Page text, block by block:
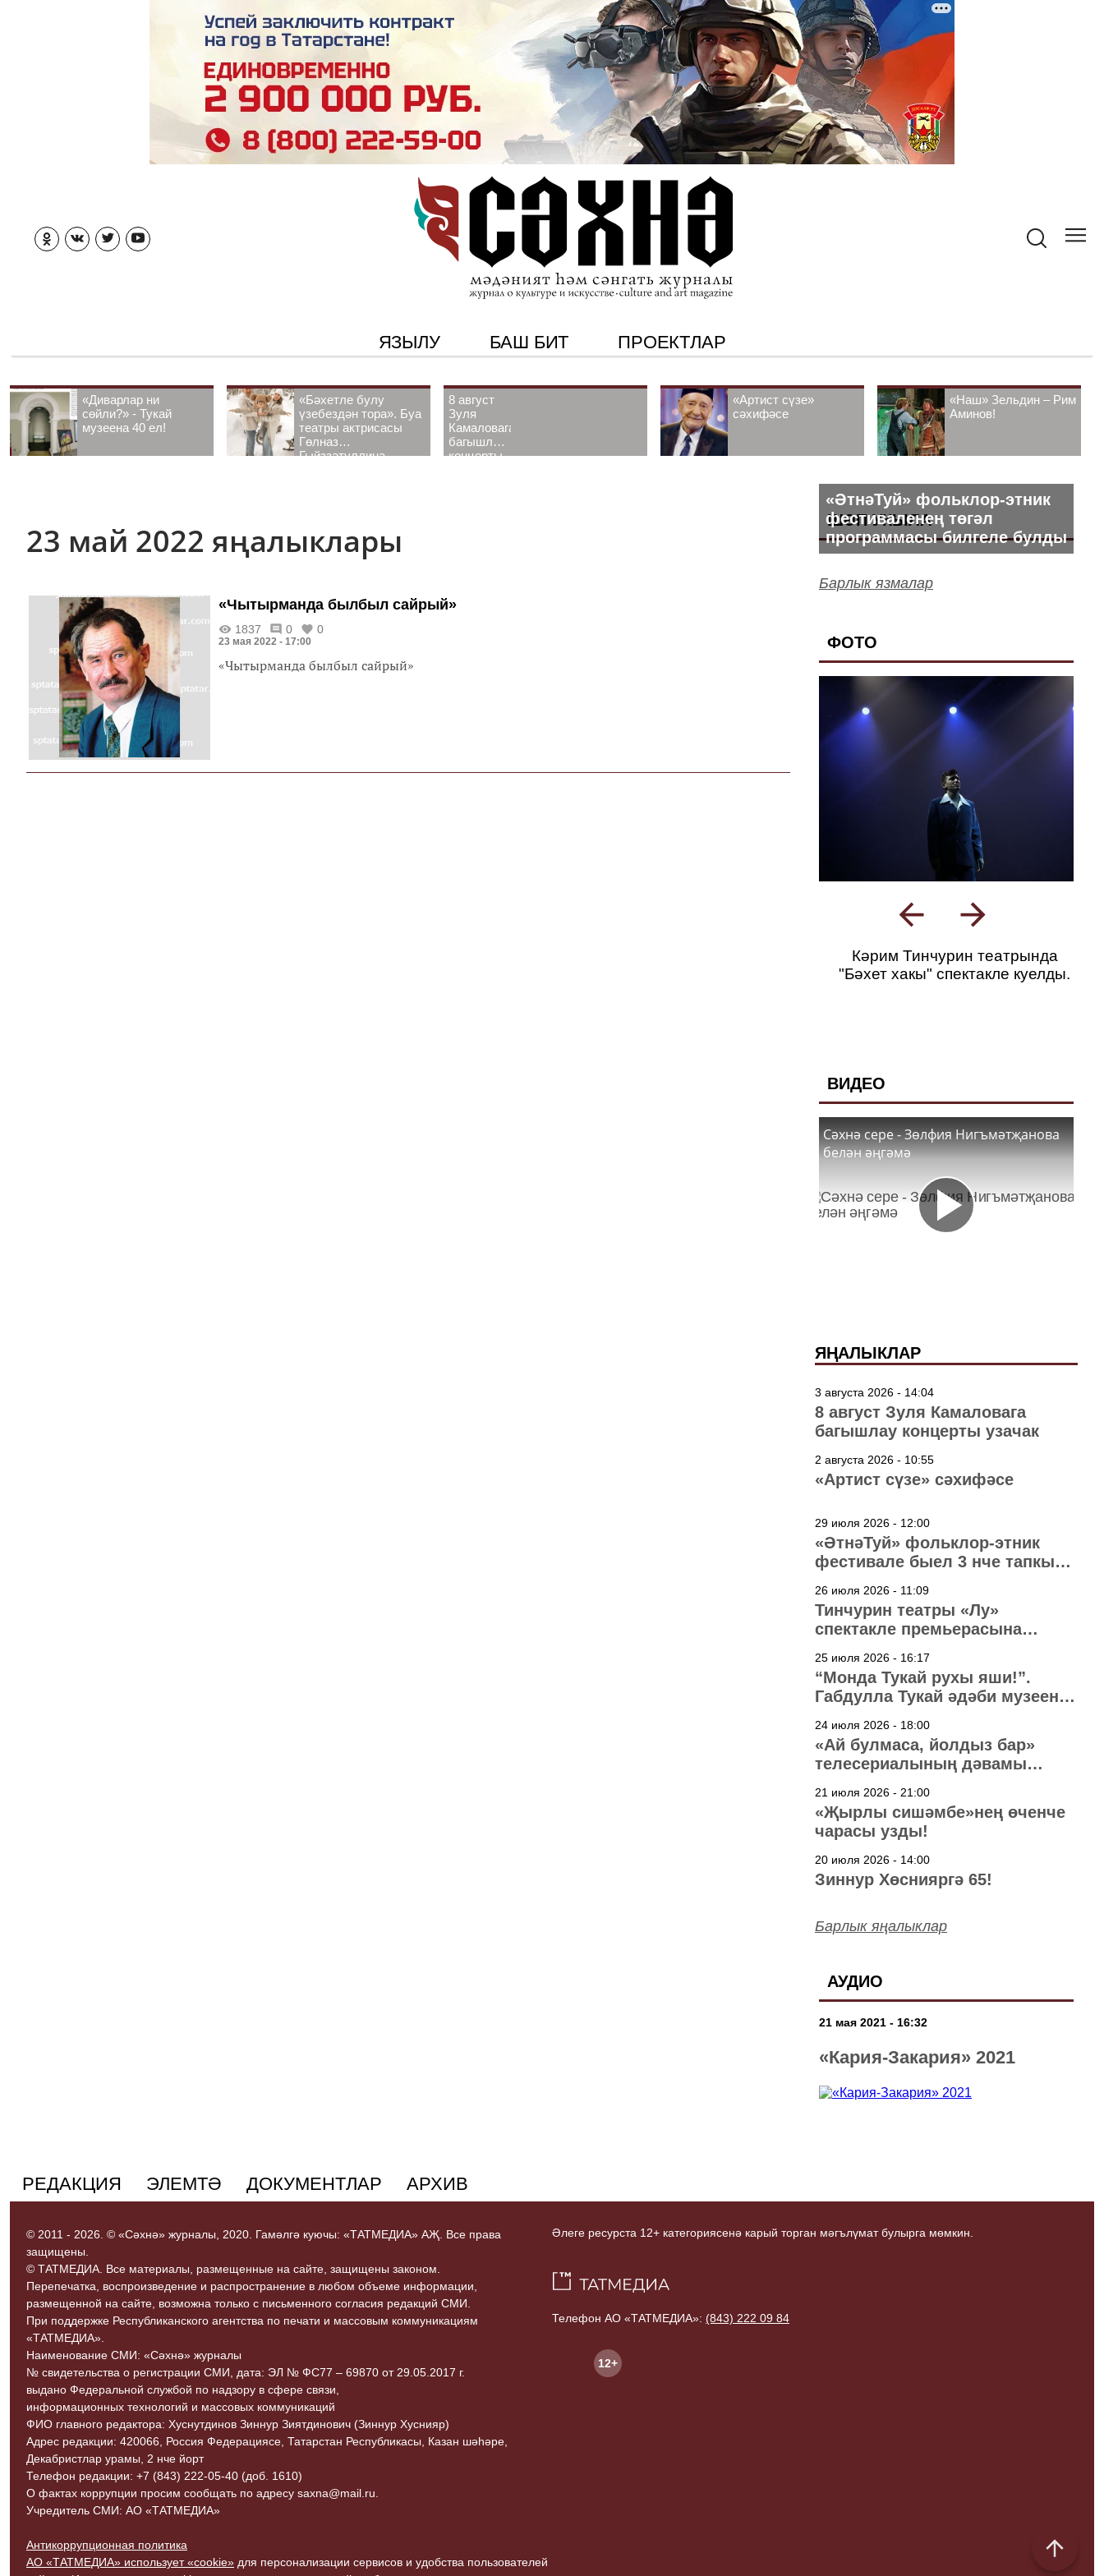
ЯЗЫЛУ БАШ БИТ ПРОЕКТЛАР
«Диварлар ни
сөйли?» - Тукай
музеена 40 ел!
«Бәхетле булу
үзебездән тора». Буа
театры актрисасы
Гөлназ
Гыйззәтуллина-
8 август
Зуля
Камаловага
багышлау
концерты
«Артист сүзе»
сәхифәсе
«Наш» Зельдин – Рим
Аминов!
23 май 2022 яңалыклары
«Чытырманда былбыл сайрый»
1837 0 0
23 мая 2022 - 17:00
«Чытырманда былбыл сайрый»
ШӘП УКЫЛА
«ӘтнәТуй» фольклор-этник
фестиваленең төгәл
программасы билгеле булды
Барлык язмалар
ФОТО
Кәрим Тинчурин театрында
"Бәхет хакы" спектакле куелды.
ВИДЕО
Сәхнә сере - Зөлфия Нигъмәтҗанова
белән әңгәмә
ЯҢАЛЫКЛАР
3 августа 2026 - 14:04
8 август Зуля Камаловага
багышлау концерты узачак
2 августа 2026 - 10:55
«Артист сүзе» сәхифәсе
29 июля 2026 - 12:00
«ӘтнәТуй» фольклор-этник
фестивале быел 3 нче тапкыр
26 июля 2026 - 11:09
Тинчурин театры «Лу»
спектакле премьерасына
25 июля 2026 - 16:17
“Монда Тукай рухы яши!”.
Габдулла Тукай әдәби музеена
24 июля 2026 - 18:00
«Ай булмаса, йолдыз бар»
телесериалының дәвамы
21 июля 2026 - 21:00
«Җырлы сишәмбе»нең өченче
чарасы узды!
20 июля 2026 - 14:00
Зиннур Хөснияргә 65!
Барлык яңалыклар
АУДИО
21 мая 2021 - 16:32
«Кария-Закария» 2021
РЕДАКЦИЯ ЭЛЕМТӘ ДОКУМЕНТЛАР АРХИВ
© 2011 - 2026. © «Сәхнә» журналы, 2020. Гамәлгә куючы: «ТАТМЕДИА» АҖ. Все права
защищены.
© ТАТМЕДИА. Все материалы, размещенные на сайте, защищены законом.
Перепечатка, воспроизведение и распространение в любом объеме информации,
размещенной на сайте, возможна только с письменного согласия редакций СМИ.
При поддержке Республиканского агентства по печати и массовым коммуникациям
«ТАТМЕДИА».
Наименование СМИ: «Сәхнә» журналы
№ свидетельства о регистрации СМИ, дата: ЭЛ № ФС77 – 69870 от 29.05.2017 г.
выдано Федеральной службой по надзору в сфере связи,
информационных технологий и массовых коммуникаций
ФИО главного редактора: Хуснутдинов Зиннур Зиятдинович (Зиннур Хуснияр)
Адрес редакции: 420066, Россия Федерациясе, Татарстан Республикасы, Казан шәһәре,
Декабристлар урамы, 2 нче йорт
Телефон редакции: +7 (843) 222-05-40 (доб. 1610)
О фактах коррупции просим сообщать по адресу saxna@mail.ru.
Учредитель СМИ: АО «ТАТМЕДИА»
Антикоррупционная политика
АО «ТАТМЕДИА» использует «cookie» для персонализации сервисов и удобства пользователей
Әлеге ресурста 12+ категориясенә карый торган мәгълүмат булырга мөмкин.
Телефон АО «ТАТМЕДИА»: (843) 222 09 84
12+